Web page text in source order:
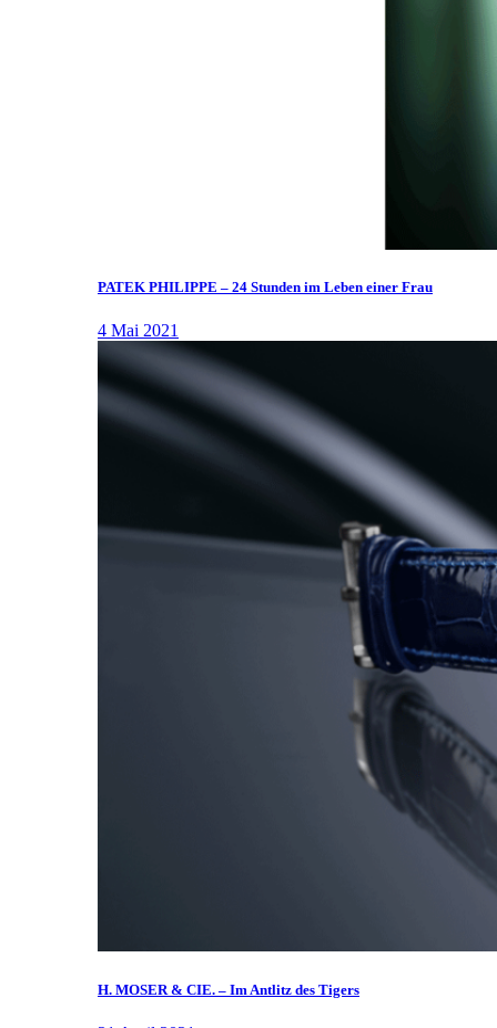
PATEK PHILIPPE – 24 Stunden im Leben einer Frau
4 Mai 2021
H. MOSER & CIE. – Im Antlitz des Tigers